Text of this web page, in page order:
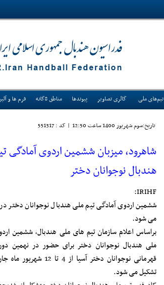
تیم‌های ملی گالری تصاویر پیوندها مناطق 8گانه فرم ها و
تاريخ:سوم شهريور 1400 ساعت 12:50 | کد : 551317
شاهرود، میزبان ششمین اردوی آمادگی
هندبال نوجوانان دختر
IRIHF:
ششمین اردوی آمادگی تیم ملی هندبال نوجوانان دختر در
می شود.
براساس اعلام سازمان تیم های ملی هندبال، ششمین
ملی هندبال نوجوانان دختر برای حضور در نهمین
قهرمانی نوجوانان دختر آسیا از 4
تشکیل می شود.